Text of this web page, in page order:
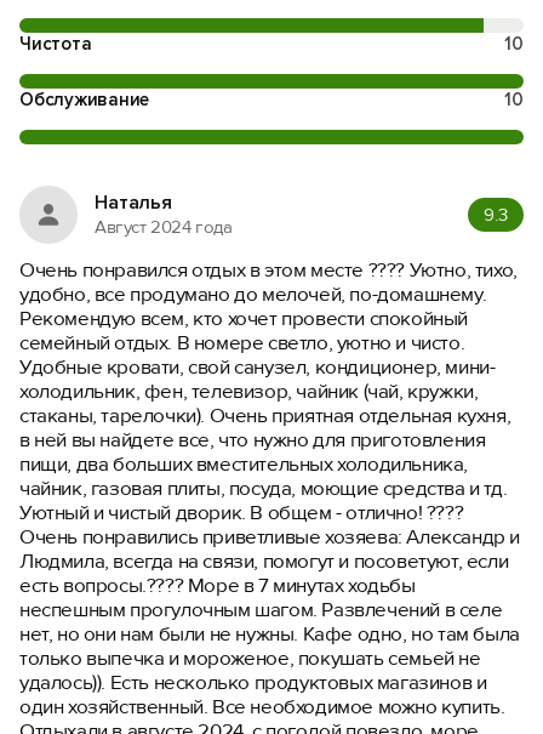
Чистота 10
Обслуживание 10
Наталья
Август 2024 года
9.3
Очень понравился отдых в этом месте ???? Уютно, тихо,
удобно, все продумано до мелочей, по-домашнему.
Рекомендую всем, кто хочет провести спокойный
семейный отдых. В номере светло, уютно и чисто.
Удобные кровати, свой санузел, кондиционер, мини-
холодильник, фен, телевизор, чайник (чай, кружки,
стаканы, тарелочки). Очень приятная отдельная кухня,
в ней вы найдете все, что нужно для приготовления
пищи, два больших вместительных холодильника,
чайник, газовая плиты, посуда, моющие средства и тд.
Уютный и чистый дворик. В общем - отлично! ????
Очень понравились приветливые хозяева: Александр и
Людмила, всегда на связи, помогут и посоветуют, если
есть вопросы.???? Море в 7 минутах ходьбы
неспешным прогулочным шагом. Развлечений в селе
нет, но они нам были не нужны. Кафе одно, но там была
только выпечка и мороженое, покушать семьей не
удалось)). Есть несколько продуктовых магазинов и
один хозяйственный. Все необходимое можно купить.
Вход на сайт
Войти илиЗарегистрироваться
Войти
Войти с помощью